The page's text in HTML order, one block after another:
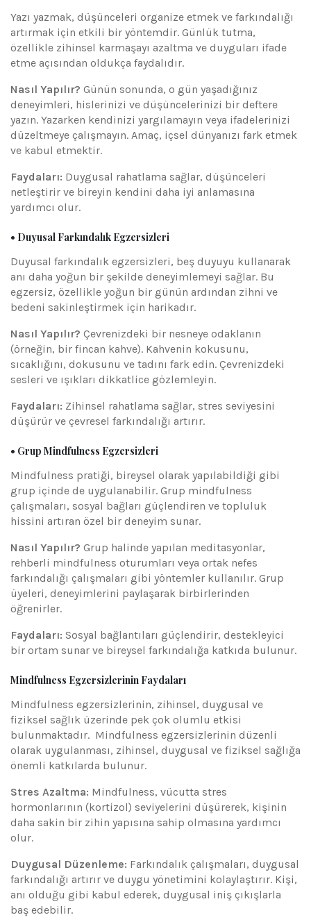
Yazı yazmak, düşünceleri organize etmek ve farkındalığı
artırmak için etkili bir yöntemdir. Günlük tutma,
özellikle zihinsel karmaşayı azaltma ve duyguları ifade
etme açısından oldukça faydalıdır.
Nasıl Yapılır? Günün sonunda, o gün yaşadığınız
deneyimleri, hislerinizi ve düşüncelerinizi bir deftere
yazın. Yazarken kendinizi yargılamayın veya ifadelerinizi
düzeltmeye çalışmayın. Amaç, içsel dünyanızı fark etmek
ve kabul etmektir.
Faydaları: Duygusal rahatlama sağlar, düşünceleri
netleştirir ve bireyin kendini daha iyi anlamasına
yardımcı olur.
• Duyusal Farkındalık Egzersizleri
Duyusal farkındalık egzersizleri, beş duyuyu kullanarak
anı daha yoğun bir şekilde deneyimlemeyi sağlar. Bu
egzersiz, özellikle yoğun bir günün ardından zihni ve
bedeni sakinleştirmek için harikadır.
Nasıl Yapılır? Çevrenizdeki bir nesneye odaklanın
(örneğin, bir fincan kahve). Kahvenin kokusunu,
sıcaklığını, dokusunu ve tadını fark edin. Çevrenizdeki
sesleri ve ışıkları dikkatlice gözlemleyin.
Faydaları: Zihinsel rahatlama sağlar, stres seviyesini
düşürür ve çevresel farkındalığı artırır.
• Grup Mindfulness Egzersizleri
Mindfulness pratiği, bireysel olarak yapılabildiği gibi
grup içinde de uygulanabilir. Grup mindfulness
çalışmaları, sosyal bağları güçlendiren ve topluluk
hissini artıran özel bir deneyim sunar.
Nasıl Yapılır? Grup halinde yapılan meditasyonlar,
rehberli mindfulness oturumları veya ortak nefes
farkındalığı çalışmaları gibi yöntemler kullanılır. Grup
üyeleri, deneyimlerini paylaşarak birbirlerinden
öğrenirler.
Faydaları: Sosyal bağlantıları güçlendirir, destekleyici
bir ortam sunar ve bireysel farkındalığa katkıda bulunur.
Mindfulness Egzersizlerinin Faydaları
Mindfulness egzersizlerinin, zihinsel, duygusal ve
fiziksel sağlık üzerinde pek çok olumlu etkisi
bulunmaktadır. Mindfulness egzersizlerinin düzenli
olarak uygulanması, zihinsel, duygusal ve fiziksel sağlığa
önemli katkılarda bulunur.
Stres Azaltma: Mindfulness, vücutta stres
hormonlarının (kortizol) seviyelerini düşürerek, kişinin
daha sakin bir zihin yapısına sahip olmasına yardımcı
olur.
Duygusal Düzenleme: Farkındalık çalışmaları, duygusal
farkındalığı artırır ve duygu yönetimini kolaylaştırır. Kişi,
anı olduğu gibi kabul ederek, duygusal iniş çıkışlarla
baş edebilir.